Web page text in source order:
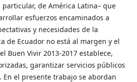
particular, de América Latina– que
esfuerzos encaminados a
y necesidades de la
de Ecuador no está al margen y el
Buen Vivir 2013-2017 establece,
garantizar servicios públicos
En el presente trabajo se abordan